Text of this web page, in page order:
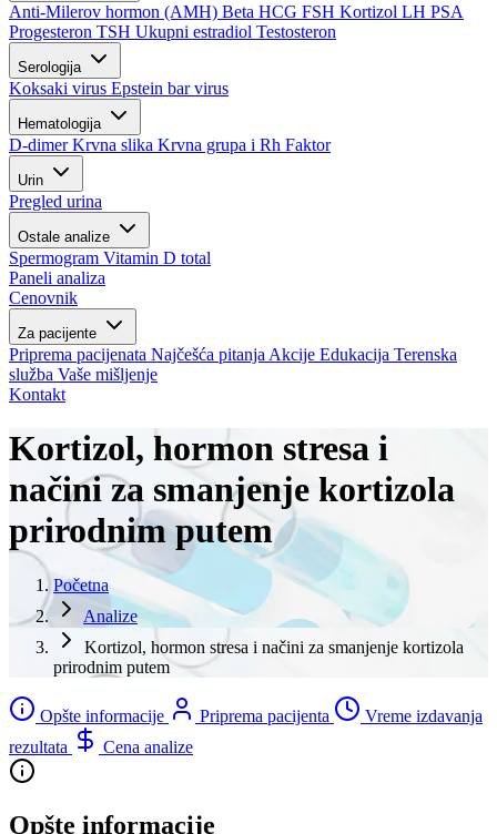
Anti-Milerov hormon (AMH) Beta HCG FSH Kortizol LH PSA
Progesteron TSH Ukupni estradiol Testosteron
Serologija
Koksaki virus Epstein bar virus
Hematologija
D-dimerKrvna slika Krvna grupa i Rh Faktor
Urin
Pregled urina
Ostale analize
Spermogram Vitamin D total
Paneli analiza
Cenovnik
Za pacijente
Priprema pacijenata Najčešća pitanja Akcije Edukacija Terenska
služba Vaše mišljenje
Kontakt
Kortizol, hormon stresa i
načini za smanjenje kortizola
prirodnim putem
Početna
Analize
Kortizol, hormon stresa i načini za smanjenje kortizola
prirodnim putem
Opšte informacije Priprema pacijenta
Vreme izdavanja
rezultata
Cena analize
Opšte informacije